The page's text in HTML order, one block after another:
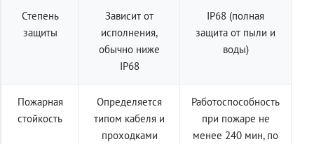
Степень
защиты
Зависит от
исполнения,
обычно ниже
IP68
IP68 (полная
защита от пыли и
воды)
Пожарная
стойкость
Определяется
типом кабеля и
проходками
Работоспособность
при пожаре не
менее 240 мин, по